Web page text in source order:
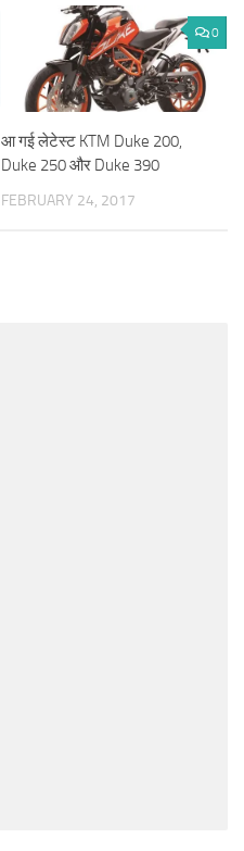
0
आ गई लेटेस्ट KTM Duke 200,
Duke 250 और Duke 390
FEBRUARY 24, 2017